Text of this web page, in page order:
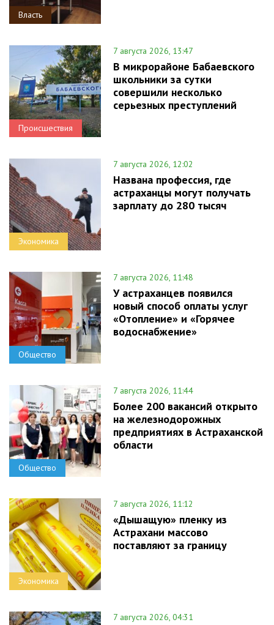
Власть
Происшествия
7 августа 2026, 13:47
В микрорайоне Бабаевского
школьники за сутки
совершили несколько
серьезных преступлений
Экономика
7 августа 2026, 12:02
Названа профессия, где
астраханцы могут получать
зарплату до 280 тысяч
Общество
7 августа 2026, 11:48
У астраханцев появился
новый способ оплаты услуг
«Отопление» и «Горячее
водоснабжение»
Общество
7 августа 2026, 11:44
Более 200 вакансий открыто
на железнодорожных
предприятиях в Астраханской
области
Экономика
7 августа 2026, 11:12
«Дышащую» пленку из
Астрахани массово
поставляют за границу
7 августа 2026, 04:31